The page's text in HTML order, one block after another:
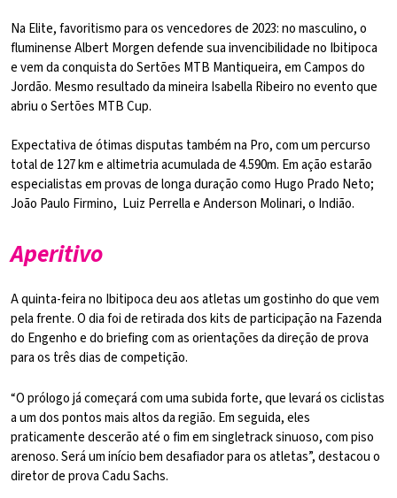
Na Elite, favoritismo para os vencedores de 2023: no masculino, o
fluminense Albert Morgen defende sua invencibilidade no Ibitipoca
e vem da conquista do Sertões MTB Mantiqueira, em Campos do
Jordão. Mesmo resultado da mineira Isabella Ribeiro no evento que
abriu o Sertões MTB Cup.
Expectativa de ótimas disputas também na Pro, com um percurso
total de 127 km e altimetria acumulada de 4.590m. Em ação estarão
especialistas em provas de longa duração como Hugo Prado Neto;
João Paulo Firmino, Luiz Perrella e Anderson Molinari, o Indião.
Aperitivo
A quinta-feira no Ibitipoca deu aos atletas um gostinho do que vem
pela frente. O dia foi de retirada dos kits de participação na Fazenda
do Engenho e do briefing com as orientações da direção de prova
para os três dias de competição.
“O prólogo já começará com uma subida forte, que levará os ciclistas
a um dos pontos mais altos da região. Em seguida, eles
praticamente descerão até o fim em singletrack sinuoso, com piso
arenoso. Será um início bem desafiador para os atletas”, destacou o
diretor de prova Cadu Sachs.